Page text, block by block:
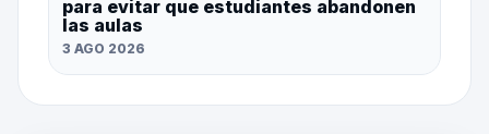
para evitar que estudiantes abandonen
las aulas
3 AGO 2026